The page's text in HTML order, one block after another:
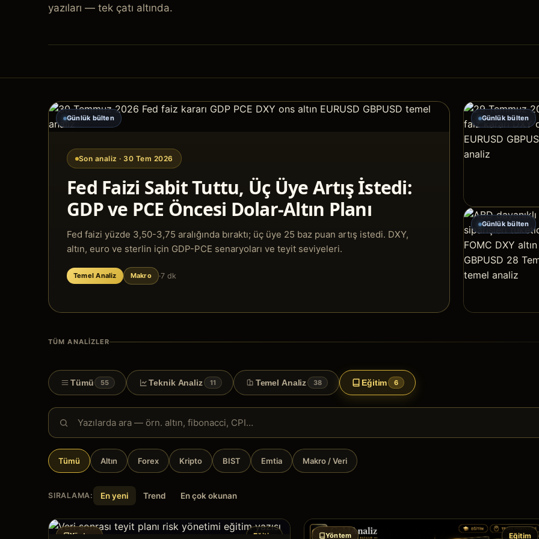
yazıları — tek çatı altında.
Günlük bülten
Son analiz · 30 Tem 2026
Fed Faizi Sabit Tuttu, Üç Üye Artış İstedi:
GDP ve PCE Öncesi Dolar-Altın Planı
Fed faizi yüzde 3,50-3,75 aralığında bıraktı; üç üye 25 baz puan artış istedi. DXY,
altın, euro ve sterlin için GDP-PCE senaryoları ve teyit seviyeleri.
Temel Analiz Makro ·7 dk
Günlük bülten
Günlük bülten
TÜM ANALIZLER
Tümü 55 Teknik Analiz 11 Temel Analiz 38 Eğitim 6
Tümü Altın Forex Kripto BIST Emtia Makro / Veri
SIRALAMA: En yeni Trend En çok okunan
Eğitim
Yöntem Eğitim
Yöntem